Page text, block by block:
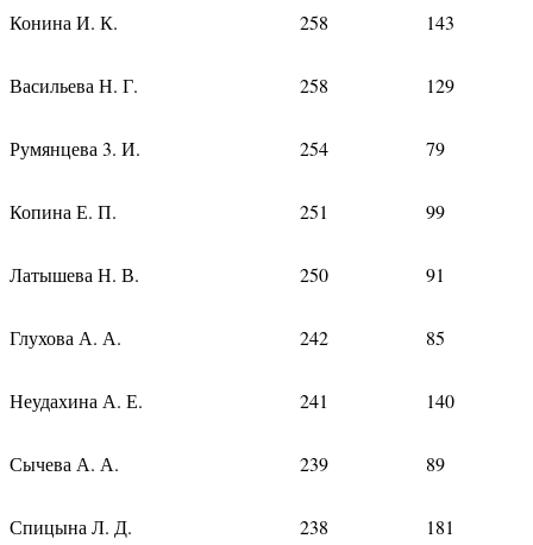
Конина И. К. 258 143
Васильева Н. Г. 258 129
Румянцева 3. И. 254 79
Копина Е. П. 251 99
Латышева Н. В. 250 91
Глухова А. А. 242 85
Неудахина А. Е. 241 140
Сычева А. А. 239 89
Спицына Л. Д. 238 181